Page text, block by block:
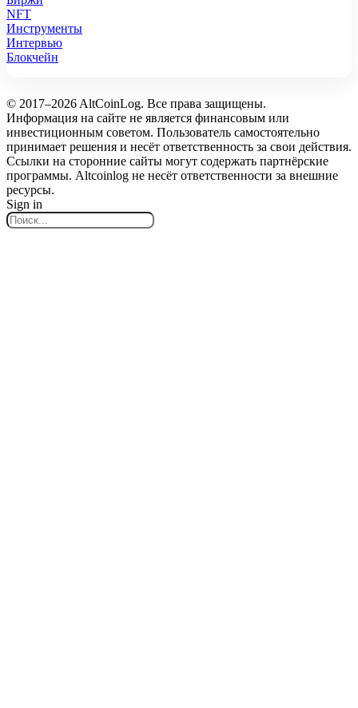
NFT
Инструменты
Интервью
Блокчейн
© 2017–2026 AltCoinLog. Все права защищены.
Информация на сайте не является финансовым или
инвестиционным советом. Пользователь самостоятельно
принимает решения и несёт ответственность за свои действия.
Ссылки на сторонние сайты могут содержать партнёрские
программы. Altcoinlog не несёт ответственности за внешние
ресурсы.
Sign in